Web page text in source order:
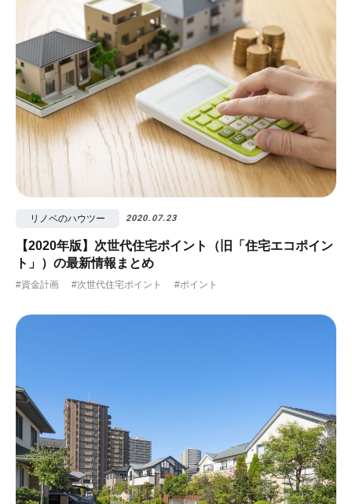
リノベのハウツー 2020.07.23
【2020年版】次世代住宅ポイント（旧「住宅エコポイン
ト」）の最新情報まとめ
#資金計画 #次世代住宅ポイント #ポイント